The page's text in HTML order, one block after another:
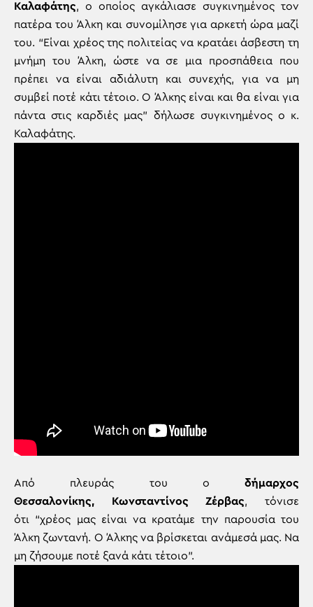
Καλαφάτης, ο οποίος αγκάλιασε συγκινημένος τον
πατέρα του Άλκη και συνομίλησε για αρκετή ώρα μαζί
του. “Είναι χρέος της πολιτείας να κρατάει άσβεστη τη
μνήμη του Άλκη, ώστε να σε μια προσπάθεια που
πρέπει να είναι αδιάλυτη και συνεχής, για να μη
συμβεί ποτέ κάτι τέτοιο. Ο Άλκης είναι και θα είναι για
πάντα στις καρδιές μας” δήλωσε συγκινημένος ο κ.
Καλαφάτης.
Από πλευράς του ο δήμαρχος
Θεσσαλονίκης, Κωνσταντίνος Ζέρβας, τόνισε
ότι “χρέος μας είναι να κρατάμε την παρουσία του
Άλκη ζωντανή. Ο Άλκης να βρίσκεται ανάμεσά μας. Να
μη ζήσουμε ποτέ ξανά κάτι τέτοιο”.